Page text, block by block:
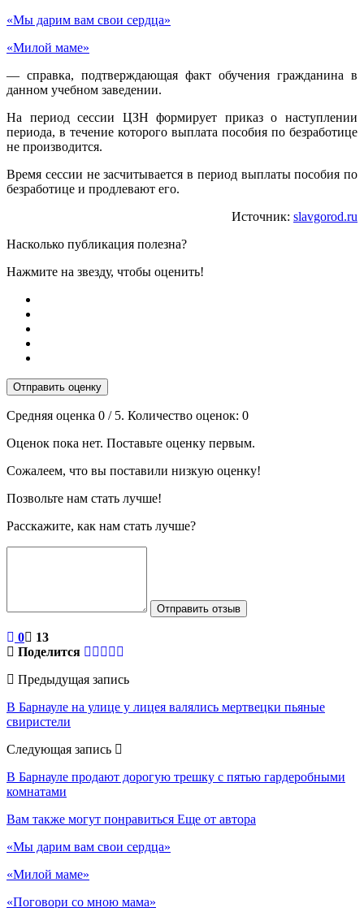
«Мы дарим вам свои сердца»
«Милой маме»
— справка, подтверждающая факт обучения гражданина в
данном учебном заведении.
На период сессии ЦЗН формирует приказ о наступлении
периода, в течение которого выплата пособия по безработице
не производится.
Время сессии не засчитывается в период выплаты пособия по
безработице и продлевают его.
Источник: slavgorod.ru
Насколько публикация полезна?
Нажмите на звезду, чтобы оценить!
Отправить оценку
Средняя оценка 0 / 5. Количество оценок: 0
Оценок пока нет. Поставьте оценку первым.
Сожалеем, что вы поставили низкую оценку!
Позвольте нам стать лучше!
Расскажите, как нам стать лучше?
Отправить отзыв
0
13
Поделится
Предыдущая запись
В Барнауле на улице у лицея валялись мертвецки пьяные
свиристели
Следующая запись
В Барнауле продают дорогую трешку с пятью гардеробными
комнатами
Вам также могут понравиться Еще от автора
«Мы дарим вам свои сердца»
«Милой маме»
«Поговори со мною мама»